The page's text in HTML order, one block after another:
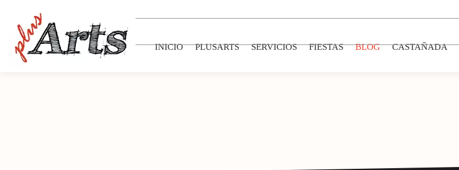
INICIO PLUSARTS SERVICIOS FIESTAS BLOG CASTAÑADA